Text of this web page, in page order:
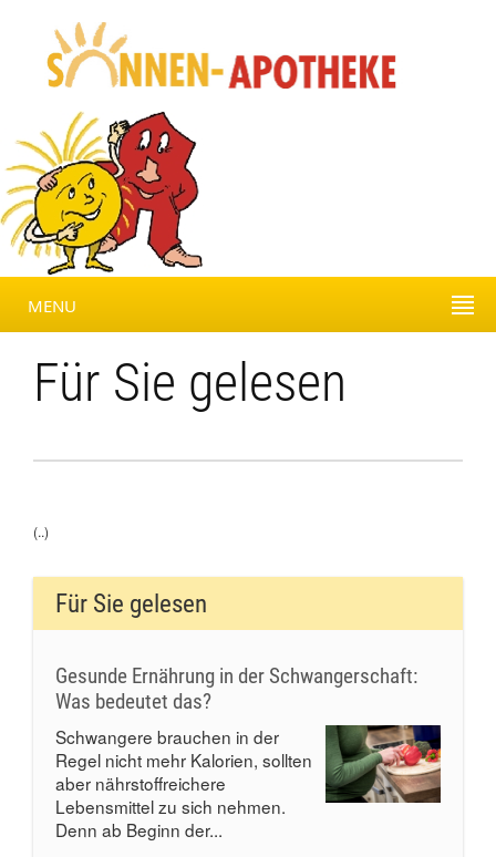
MENU
Für Sie gelesen
(..)
Für Sie gelesen
Gesunde Ernährung in der Schwangerschaft:
Was bedeutet das?
Schwangere brauchen in der
Regel nicht mehr Kalorien, sollten
aber nährstoffreichere
Lebensmittel zu sich nehmen.
Denn ab Beginn der...